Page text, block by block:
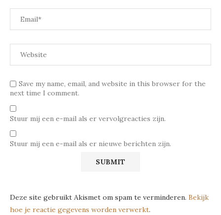
Save my name, email, and website in this browser for the
next time I comment.
Stuur mij een e-mail als er vervolgreacties zijn.
Stuur mij een e-mail als er nieuwe berichten zijn.
Deze site gebruikt Akismet om spam te verminderen. Bekijk
hoe je reactie gegevens worden verwerkt.